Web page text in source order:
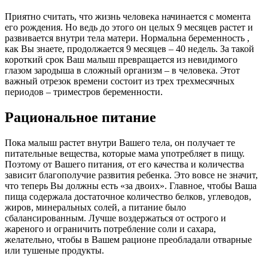
Приятно считать, что жизнь человека начинается с момента
его рождения. Но ведь до этого он целых 9 месяцев растет и
развивается внутри тела матери. Нормальна беременность ,
как Вы знаете, продолжается 9 месяцев – 40 недель. За такой
короткий срок Ваш малыш превращается из невидимого
глазом зародыша в сложный организм – в человека. Этот
важный отрезок времени состоит из трех трехмесячных
периодов – триместров беременности.
Рациональное питание
Пока малыш растет внутри Вашего тела, он получает те
питательные вещества, которые мама употребляет в пищу.
Поэтому от Вашего питания, от его качества и количества
зависит благополучие развития ребенка. Это вовсе не значит,
что теперь Вы должны есть «за двоих». Главное, чтобы Ваша
пища содержала достаточное количество белков, углеводов,
жиров, минеральных солей, а питание было
сбалансированным. Лучше воздержаться от острого и
жареного и ограничить потребление соли и сахара,
желательно, чтобы в Вашем рационе преобладали отварные
или тушеные продукты.